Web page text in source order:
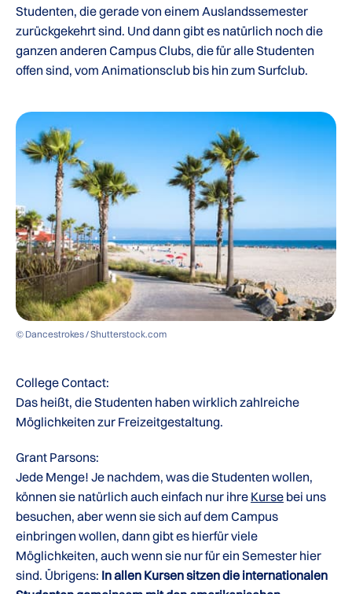
Studenten, die gerade von einem Auslandssemester
zurückgekehrt sind. Und dann gibt es natürlich noch die
ganzen anderen Campus Clubs, die für alle Studenten
offen sind, vom Animationsclub bis hin zum Surfclub.
© Dancestrokes / Shutterstock.com
College Contact:
Das heißt, die Studenten haben wirklich zahlreiche
Möglichkeiten zur Freizeitgestaltung.
Grant Parsons:
Jede Menge! Je nachdem, was die Studenten wollen,
können sie natürlich auch einfach nur ihre Kurse bei uns
besuchen, aber wenn sie sich auf dem Campus
einbringen wollen, dann gibt es hierfür viele
Möglichkeiten, auch wenn sie nur für ein Semester hier
sind. Übrigens: In allen Kursen sitzen die internationalen